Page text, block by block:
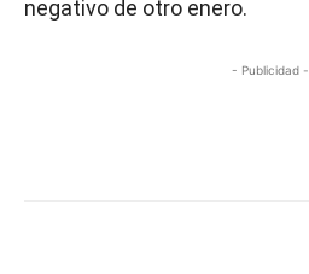
negativo de otro enero.
- Publicidad -